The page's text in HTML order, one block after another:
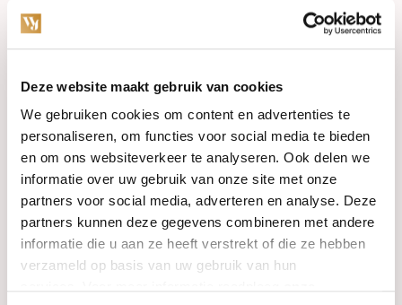
Deze website maakt gebruik van cookies
We gebruiken cookies om content en advertenties te
personaliseren, om functies voor social media te bieden
en om ons websiteverkeer te analyseren. Ook delen we
informatie over uw gebruik van onze site met onze
partners voor social media, adverteren en analyse. Deze
partners kunnen deze gegevens combineren met andere
informatie die u aan ze heeft verstrekt of die ze hebben
verzameld op basis van uw gebruik van hun
PRE-OWNED
Luxe Accessoires
Informatie
Heren Sieraden
SALE